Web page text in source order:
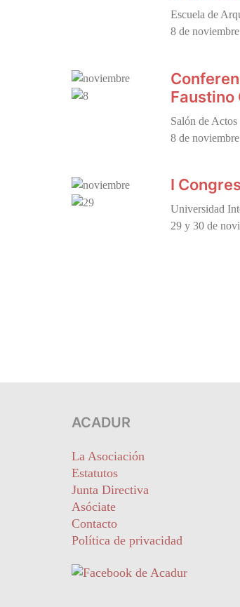
Escuela de
8 de
Faustino
Salón de
8 de
I
Universidad
29 y 30 de
ACADUR
La Asociación
Estatutos
Junta Directiva
Asóciate
Contacto
Política de privacidad